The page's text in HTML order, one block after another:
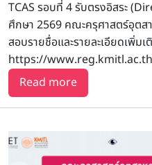
TCAS รอบที่ 4 รับตรงอิสระ
ศึกษา 2569 คณะครุศาสตร์อุตส
สอบรายชื่อและรายละเอียดเพิ่ม
https://
Read moreabout ประกาศ